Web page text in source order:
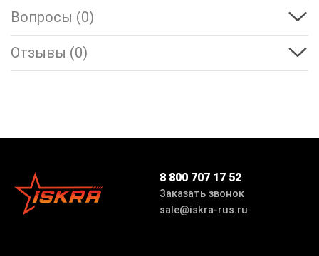
Вопросы (0)
Отзывы (0)
8 800 707 17 52
Заказать звонок
sale@iskra-rus.ru